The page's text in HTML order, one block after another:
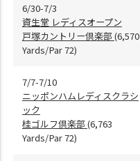
6/30-7/3
資生堂 レディスオープン
戸塚カントリー倶楽部 (6,570
Yards/Par 72)
7/7-7/10
ニッポンハムレディスクラシ
ック
桂ゴルフ倶楽部 (6,763
Yards/Par 72)